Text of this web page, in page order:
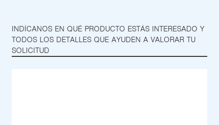
INDÍCANOS EN QUÉ PRODUCTO ESTÁS INTERESADO Y
TODOS LOS DETALLES QUE AYUDEN A VALORAR TU
SOLICITUD